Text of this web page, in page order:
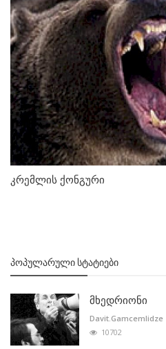
კრემლის ქონგური
ᲞᲝᲞᲣᲚᲐᲠᲣᲚᲘ ᲡᲢᲐᲢᲘᲔᲑᲘ
მხედრიონი
Davit.Gamcemlidze
10702